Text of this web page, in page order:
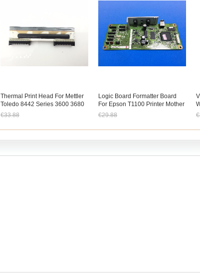
Thermal Print Head For Mettler
Toledo 8442 Series 3600 3680
3660 3880 3610 4610
€33.88
Logic Board Formatter Board
For Epson T1100 Printer Mother
Board
€29.88